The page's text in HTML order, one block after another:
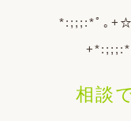
*:;;;:*ﾟ｡
相談